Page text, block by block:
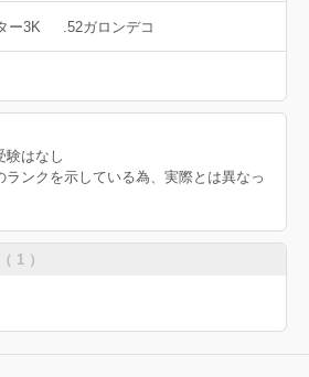
ー3K .52ガロンデコ
験はなし
ンクを示している為、実際とは異なっ
（ 1 ）